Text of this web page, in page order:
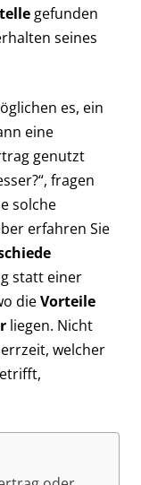
gefunden
seines
es, ein
eine
genutzt
fragen
solche
erfahren Sie
statt einer
dieVorteile
liegen. Nicht
welcher